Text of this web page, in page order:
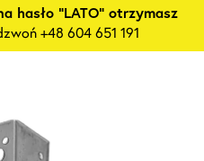
hasło "LATO" otrzymasz
+48 604 651 191